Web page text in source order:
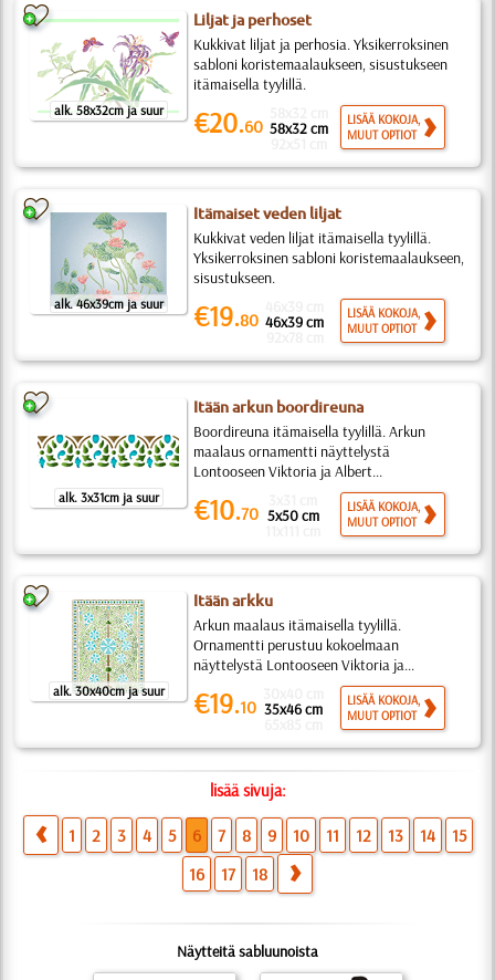
alk. 58x32cm ja suur
Liljat ja perhoset
Kukkivat liljat ja perhosia. Yksikerroksinen
sabloni koristemaalaukseen, sisustukseen
itämaisella tyylillä.
€20.60 58x32 cm
LISÄÄ KOKOJA,
MUUT OPTIOT
alk. 46x39cm ja suur
Itämaiset veden liljat
Kukkivat veden liljat itämaisella tyylillä.
Yksikerroksinen sabloni koristemaalaukseen,
sisustukseen.
€19.80 46x39 cm
LISÄÄ KOKOJA,
MUUT OPTIOT
alk. 3x31cm ja suur
Itään arkun boordireuna
Boordireuna itämaisella tyylillä. Arkun
maalaus ornamentti näyttelystä
Lontooseen Viktoria ja Albert...
€10.70 5x50 cm
LISÄÄ KOKOJA,
MUUT OPTIOT
alk. 30x40cm ja suur
Itään arkku
Arkun maalaus itämaisella tyylillä.
Ornamentti perustuu kokoelmaan
näyttelystä Lontooseen Viktoria ja...
€19.10 35x46 cm
LISÄÄ KOKOJA,
MUUT OPTIOT
lisää sivuja:
1 2 3 4 5 6 7 8 9 10 11 12 13 14
15
16
17 18
Näytteitä sabluunoista